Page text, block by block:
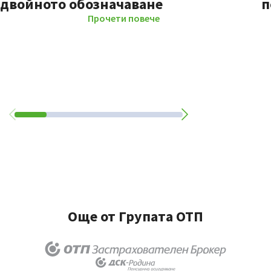
двойното обозначаване
Прочети повече
Още от Групата ОТП